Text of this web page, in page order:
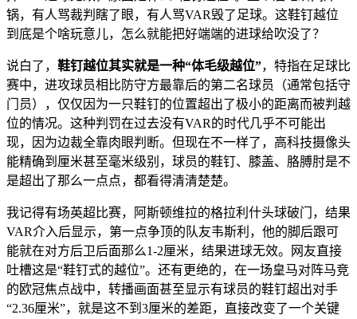
锅，有人骂裁判瞎了眼，有人骂VAR毁了足球。这鞋钉越位
到底是个啥玩意儿，怎么就能把好端端的进球给吹没了？
说白了，​ ​鞋钉越位其实就是一种“体毛级越位”​​，特指在足球比
赛中，进攻球员相比防守方最靠后的第二名球员（通常包括守
门员），仅仅因为一只鞋钉的位置超出了极小的距离而被判越
位的情况。这种判罚在过去没有VAR的时代几乎不可能出
现，因为边裁全靠肉眼判断。但现在不一样了，高科技摄像头
能精确到厘米甚至毫米级别，球员的鞋钉、膝盖、胳膊肘是不
是超出了那么一点点，都看得清清楚楚。
我记得有场英超比赛，阿斯顿维拉的格拉利什头球破门，结果
VAR介入后显示，第一点争顶的队友韦斯利，他的脚后跟可
能就在对方后卫后面那么1-2厘米，结果进球无效。网友直接
吐槽这是“鞋钉式的越位”。还有更绝的，在一场皇马对阵马竞
的欧冠焦点战中，转播画面甚至显示有球员的鞋钉超出对手
“2.36厘米”，就是这不到3厘米的差距，直接改变了一个关键